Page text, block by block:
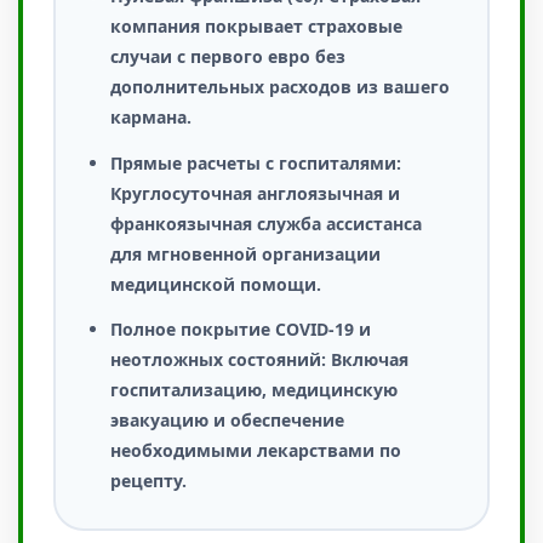
компания покрывает страховые
случаи с первого евро без
дополнительных расходов из вашего
кармана.
Прямые расчеты с госпиталями:
Круглосуточная англоязычная и
франкоязычная служба ассистанса
для мгновенной организации
медицинской помощи.
Полное покрытие COVID-19 и
неотложных состояний: Включая
госпитализацию, медицинскую
эвакуацию и обеспечение
необходимыми лекарствами по
рецепту.